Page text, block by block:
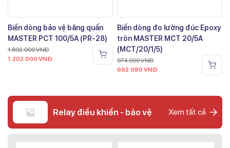
Biến dòng bảo vệ băng quấn
MASTER PCT 100/5A (PR-28)
1.692.000VNĐ
1.202.000 VNĐ
Biến dòng đo lường đúc Epoxy
tròn MASTER MCT 20/5A
(MCT/20/1/5)
974.000VNĐ
692.080 VNĐ
Relay điều khiển - bảo vệ Xem tất cả